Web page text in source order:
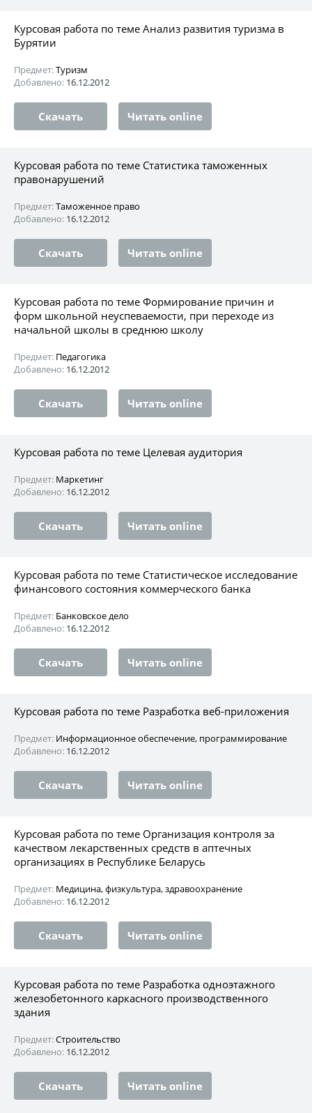
Курсовая работа по теме Анализ развития туризма в
Бурятии
Предмет:Туризм
Добавлено: 16.12.2012
Скачать Читать online
Курсовая работа по теме Статистика таможенных
правонарушений
Предмет:Таможенное право
Добавлено: 16.12.2012
Скачать Читать online
Курсовая работа по теме Формирование причин и
форм школьной неуспеваемости, при переходе из
начальной школы в среднюю школу
Предмет: Педагогика
Добавлено: 16.12.2012
Скачать Читать online
Курсовая работа по теме Целевая аудитория
Предмет: Маркетинг
Добавлено: 16.12.2012
Скачать Читать online
Курсовая работа по теме Статистическое исследование
финансового состояния коммерческого банка
Предмет: Банковское дело
Добавлено: 16.12.2012
Скачать Читать online
Курсовая работа по теме Разработка веб-приложения
Предмет: Информационное обеспечение, программирование
Добавлено: 16.12.2012
Скачать Читать online
Курсовая работа по теме Организация контроля за
качеством лекарственных средств в аптечных
организациях в Республике Беларусь
Предмет: Медицина, физкультура, здравоохранение
Добавлено: 16.12.2012
Скачать Читать online
Курсовая работа по теме Разработка одноэтажного
железобетонного каркасного производственного
здания
Предмет:Строительство
Добавлено: 16.12.2012
Скачать Читать online